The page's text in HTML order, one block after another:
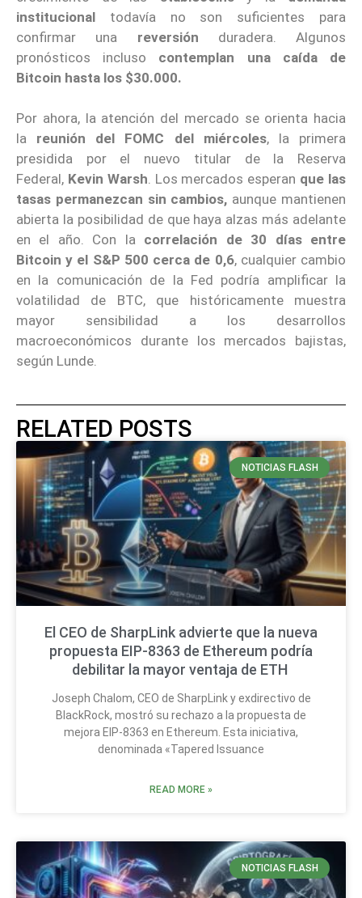
institucional todavía no son suficientes para
confirmar una reversión duradera. Algunos
pronósticos incluso contemplan una caída de
Bitcoin hasta los $30.000.
Por ahora, la atención del mercado se orienta hacia
la reunión del FOMC del miércoles, la primera
presidida por el nuevo titular de la Reserva
Federal, Kevin Warsh. Los mercados esperan que las
tasas permanezcan sin cambios, aunque mantienen
abierta la posibilidad de que haya alzas más adelante
en el año. Con la correlación de 30 días entre
Bitcoin y el S&P 500 cerca de 0,6, cualquier cambio
en la comunicación de la Fed podría amplificar la
volatilidad de BTC, que históricamente muestra
mayor sensibilidad a los desarrollos
macroeconómicos durante los mercados bajistas,
según Lunde.
RELATED POSTS
NOTICIAS FLASH
El CEO de SharpLink advierte que la nueva
propuesta EIP-8363 de Ethereum podría
debilitar la mayor ventaja de ETH
Joseph Chalom, CEO de SharpLink y exdirectivo de
BlackRock, mostró su rechazo a la propuesta de
mejora EIP-8363 en Ethereum. Esta iniciativa,
denominada «Tapered Issuance
READ MORE »
NOTICIAS FLASH